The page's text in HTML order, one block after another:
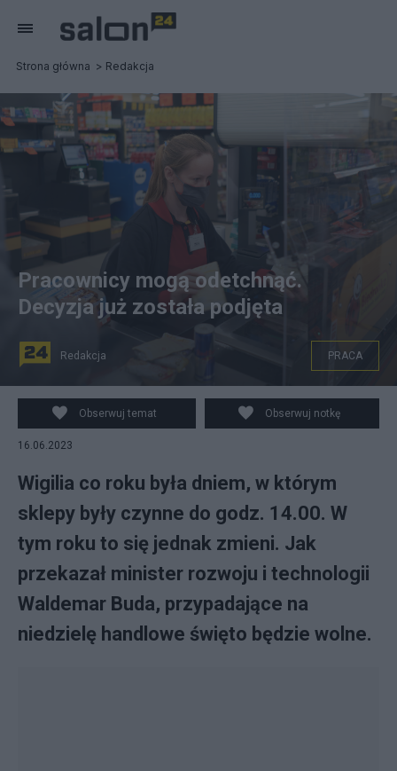
Strona główna Redakcja
(Wigilia będzie wolna od pracy. Fot. Biedronka)
Pracownicy mogą odetchnąć.
Decyzja już została podjęta
Redakcja PRACA
Obserwuj temat Obserwuj notkę
16.06.2023
Wigilia co roku była dniem, w którym
sklepy były czynne do godz. 14.00. W
tym roku to się jednak zmieni. Jak
przekazał minister rozwoju i technologii
Waldemar Buda, przypadające na
niedzielę handlowe święto będzie wolne.